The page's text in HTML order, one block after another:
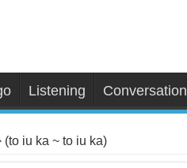
Listening Conversation
iu ka ~ to iu ka)